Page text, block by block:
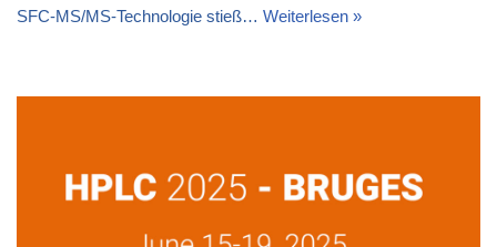
SFC-MS/MS-Technologie stieß… Weiterlesen »